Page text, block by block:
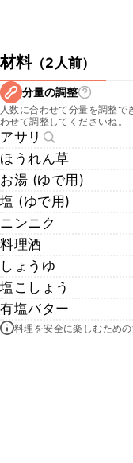
材料（2人前）
分量の調整
人数に合わせて分量を調整で
わせて調整してくださいね。
アサリ
ほうれん草
お湯 (ゆで用)
塩 (ゆで用)
ニンニク
料理酒
しょうゆ
塩こしょう
有塩バター
料理を安全に楽しむため